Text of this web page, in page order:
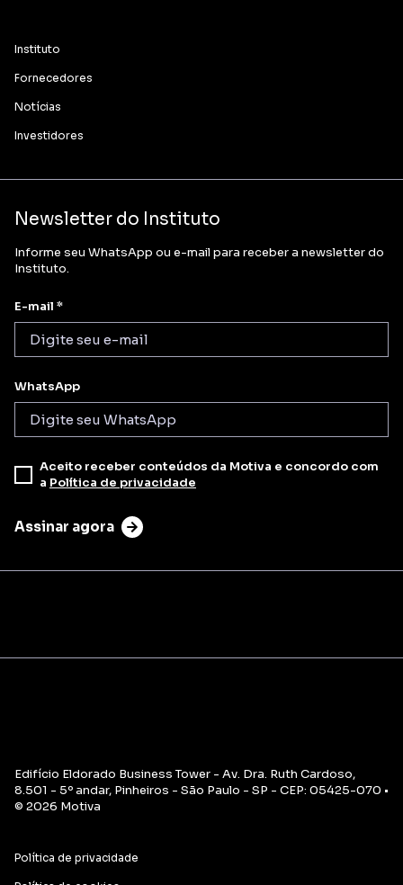
Instituto
Fornecedores
Notícias
Investidores
Newsletter do Instituto
Informe seu WhatsApp ou e-mail para receber a newsletter do
Instituto.
E-mail *
WhatsApp
Aceito receber conteúdos da Motiva e concordo com
a Política de privacidade
Assinar agora
Edifício Eldorado Business Tower - Av. Dra. Ruth Cardoso,
8.501 - 5º andar, Pinheiros - São Paulo - SP - CEP: 05425-070 •
© 2026 Motiva
Política de privacidade